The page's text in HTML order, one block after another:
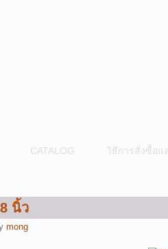
CATALOG วิธีการสั่งซื้อแ
นิ้ว
mong